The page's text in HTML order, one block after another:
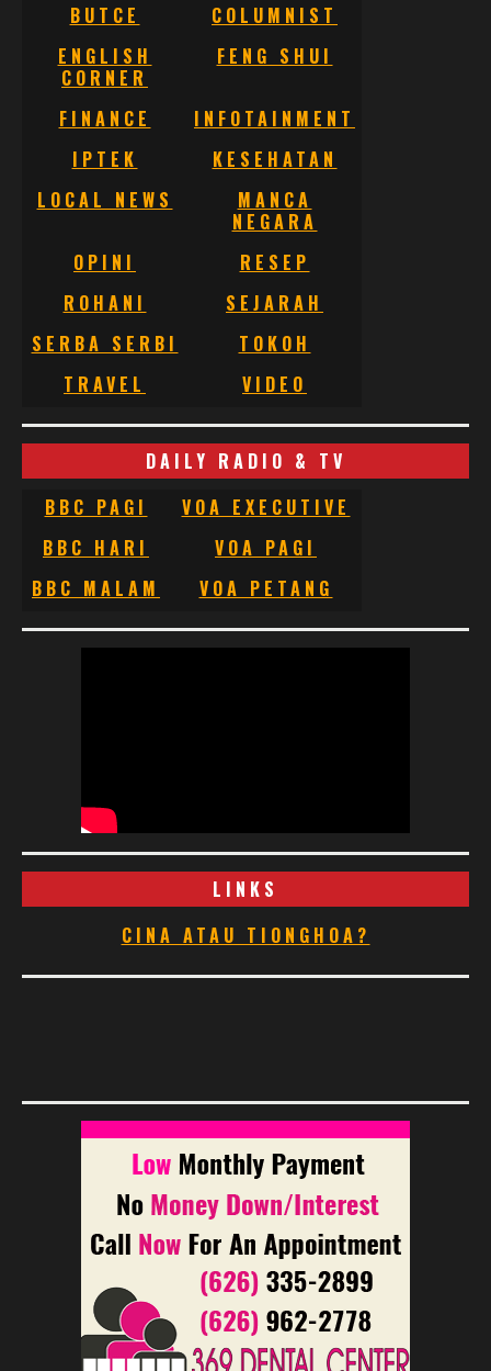
BUTCE
COLUMNIST
ENGLISH
CORNER
FENG SHUI
FINANCE
INFOTAINMENT
IPTEK
KESEHATAN
LOCAL NEWS
MANCA
NEGARA
OPINI
RESEP
ROHANI
SEJARAH
SERBA SERBI
TOKOH
TRAVEL
VIDEO
DAILY RADIO & TV
BBC PAGI
VOA EXECUTIVE
BBC HARI
VOA PAGI
BBC MALAM
VOA PETANG
LINKS
CINA ATAU TIONGHOA?